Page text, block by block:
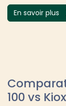
En savoir plus
100 vs